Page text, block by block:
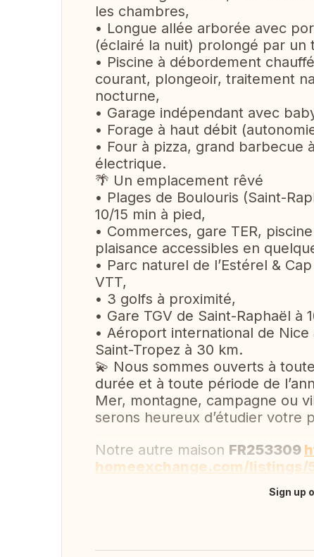
les chambres,
• Longue allée arborée avec
(éclairé la nuit) prolongé par
• Piscine à débordement
courant, plongeoir, traitement
nocturne,
• Garage indépendant avec
• Forage à haut débit
• Four à pizza, grand barbecue
électrique.
🌴 Un emplacement rêvé
• Plages de Boulouris (Saint-
10/15 min à pied,
• Commerces, gare TER,
plaisance accessibles en
• Parc naturel de l’Estérel &
VTT,
• 3 golfs à proximité,
• Gare TGV de Saint-Raphaël à
• Aéroport international de
Saint-Tropez à 30 km.
💫 Nous sommes ouverts à
durée et à toute période de
Mer, montagne, campagne ou
serons heureux d’étudier votre
Notre autre maison FR253309
homeexchange.com/listings/
Sign up